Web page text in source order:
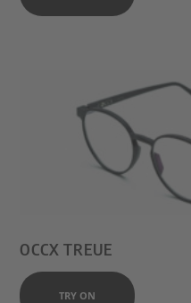
OCCX TREUE
TRY ON